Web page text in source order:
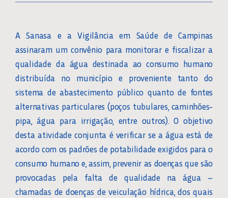
A Sanasa e a Vigilância em Saúde de Campinas
assinaram um convênio para monitorar e fiscalizar a
qualidade da água destinada ao consumo humano
distribuída no município e proveniente tanto do
sistema de abastecimento público quanto de fontes
alternativas particulares (poços tubulares, caminhões-
pipa, água para irrigação, entre outros). O objetivo
desta atividade conjunta é verificar se a água está de
acordo com os padrões de potabilidade exigidos para o
consumo humano e, assim, prevenir as doenças que são
provocadas pela falta de qualidade na água –
chamadas de doenças de veiculação hídrica, dos quais